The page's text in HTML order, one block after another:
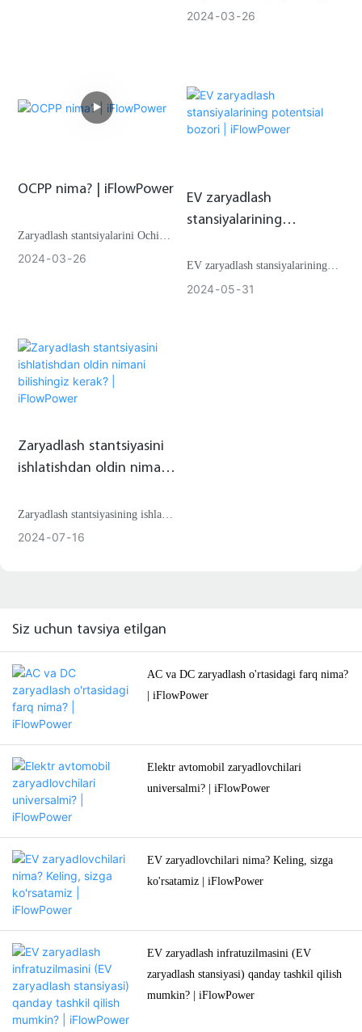
qilish foydalanuvchilarni jalb
2024 03 26
OCPP nima? | iFlowPower
Zaryadlash stantsiyalarini Ochiq
zaryadlash nuqtasi protokoli
ichiga oladi. OCPP zaryadlash
stansiyalari va boshqaruv tizimi
o'rtasida real vaqt rejimida aloqa
o'rnatish imkonini beradi,
kengaytirilgan moslashuvchanlik
va razvedkani taklif qiladi.
2024 03 26
EV zaryadlash
stansiyalarining
iFlowPower
EV zaryadlash stansiyalarining
potentsial bozori
2024 05 31
Zaryadlash stantsiyasini
ishlatishdan oldin nimani
iFlowPower
Zaryadlash stantsiyasining ishlash
jarayonini tushuning va bozor
2024 07 16
Siz uchun tavsiya etilgan
AC va DC zaryadlash o'rtasidagi farq nima?
| iFlowPower
Elektr avtomobil zaryadlovchilari
universalmi? | iFlowPower
EV zaryadlovchilari nima? Keling, sizga
ko'rsatamiz | iFlowPower
EV zaryadlash infratuzilmasini (EV
zaryadlash stansiyasi) qanday tashkil qilish
mumkin? | iFlowPower